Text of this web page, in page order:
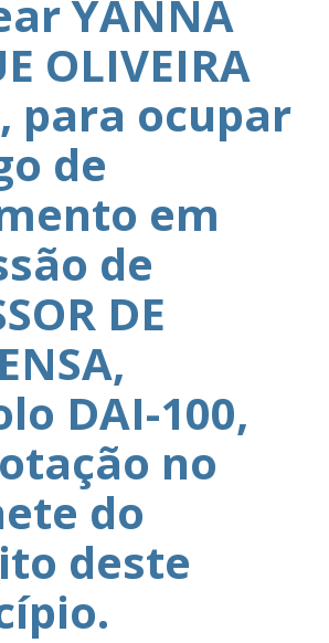
YANNA
OLIVEIRA
para ocupar
de
em
de
DE
DAI-100,
no
do
deste